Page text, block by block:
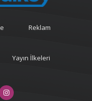
Reklam
Yayın İlkeleri